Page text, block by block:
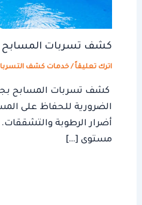
كشف تسربات المسابح
اترك تعليقاً /خدمات كشف
كشف تسربات المسابح
الضرورية للحفاظ على
أضرار الرطوبة
مستوى […]